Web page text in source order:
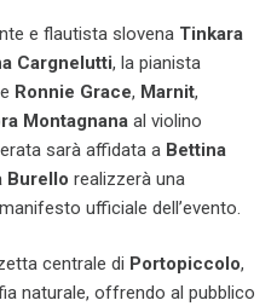
e flautista slovena Tinkara
Cargnelutti, la pianista
Ronnie Grace, Marnit,
Montagnana al violino
sarà affidata a Bettina
Burello realizzerà una
ufficiale dell’evento.
centrale di Portopiccolo,
naturale, offrendo al pubblico